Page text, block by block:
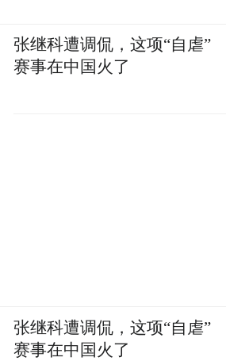
张继科遭调侃，这项“自虐”
赛事在中国火了
张继科遭调侃，这项“自虐”
赛事在中国火了